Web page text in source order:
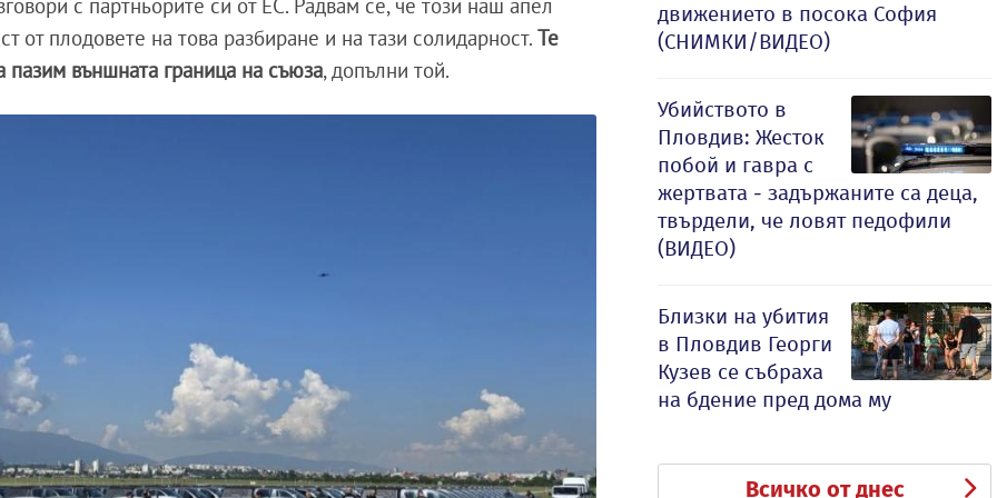
с партньорите си от ЕС. Радвам се, че този наш апел
от плодовете на това разбиране и на тази солидарност.Те
външната граница на съюза, допълни той.
движението в посока София
(СНИМКИ/ВИДЕО)
Убийството в
Пловдив: Жесток
побой и гавра с
жертвата - задържаните са деца,
твърдели, че ловят педофили
(ВИДЕО)
Близки на убития
в Пловдив Георги
Кузев се събраха
на бдение пред дома му
Всичко от днес